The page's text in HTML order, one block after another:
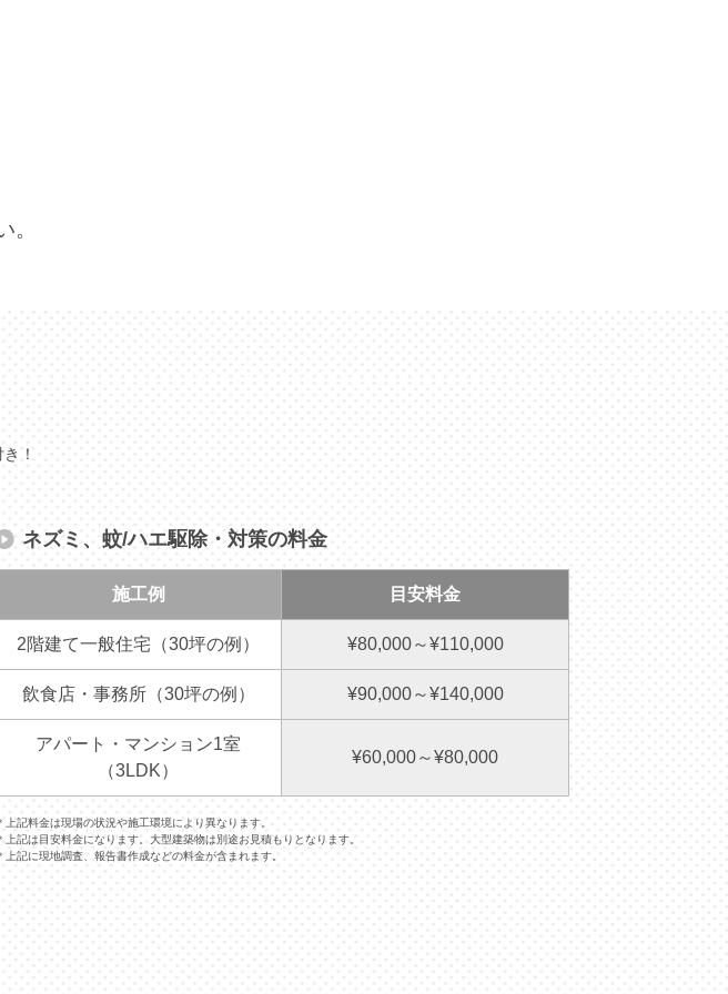
！
ネズミ、蚊/ハエ駆除・対策の料金
施工例 目安料金
2階建て一般住宅（30坪の例） ¥80,000～¥110,000
飲食店・事務所（30坪の例） ¥90,000～¥140,000
アパート・マンション1室
（3LDK）
¥60,000～¥80,000
上記料金は現場の状況や施工環境により異なります。
上記は目安料金になります。大型建築物は別途お見積もりとなります。
上記に現地調査、報告書作成などの料金が含まれます。